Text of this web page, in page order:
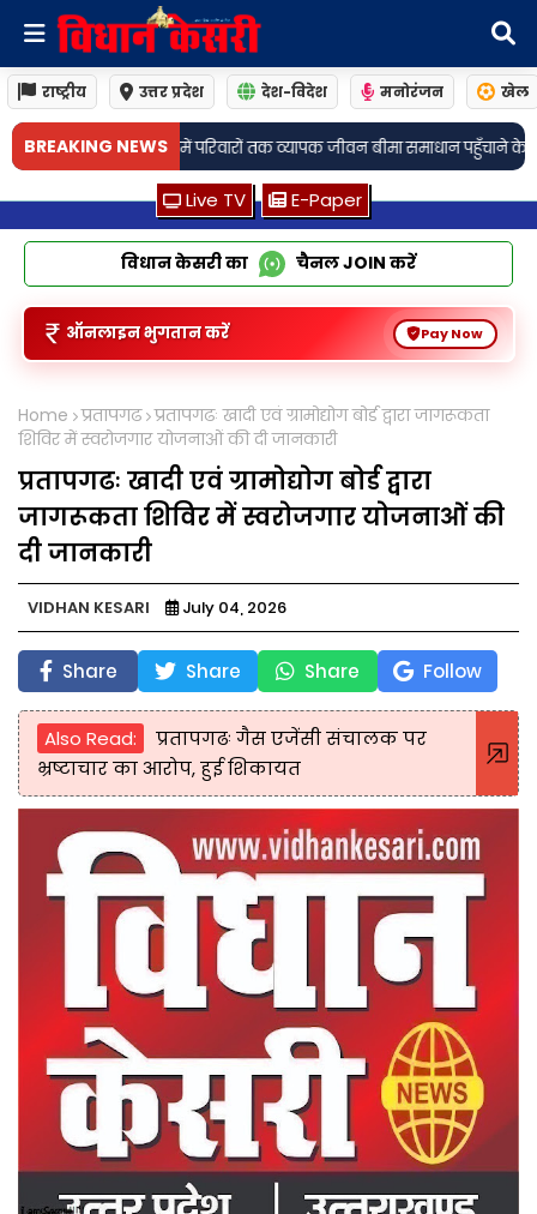
राष्ट्रीय उत्तर प्रदेश देश-विदेश मनोरंजन खेल
BREAKING NEWS
जीवन बीमा समाधान पहुँचाने के लिए साझेदारी की• जामो: अगली तारीख
Live TV E-Paper
विधान केसरी का चैनलJOIN करें
ऑनलाइन भुगतान करें Pay Now
Home प्रतापगढ प्रतापगढः खादी एवं ग्रामोद्योग बोर्ड द्वारा जागरूकता
शिविर में स्वरोजगार योजनाओं की दी जानकारी
प्रतापगढः खादी एवं ग्रामोद्योग बोर्ड द्वारा
जागरूकता शिविर में स्वरोजगार योजनाओं की
दी जानकारी
VIDHAN KESARI July 04, 2026
Share Share Share Follow
Also Read:
प्रतापगढः गैस एजेंसी संचालक पर
भ्रष्टाचार का आरोप, हुई शिकायत